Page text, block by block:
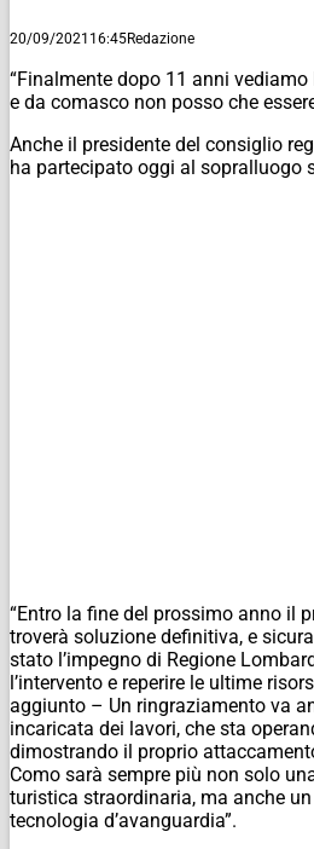
20/09/2021 16:45Redazione
“Finalmente dopo 11 anni
e da comasco non posso che
Anche il presidente del consiglio
ha partecipato oggi al sopralluogo
“Entro la fine del prossimo anno il
troverà soluzione definitiva, e
stato l’impegno di Regione
l’intervento e reperire le ultime
aggiunto – Un ringraziamento va
incaricata dei lavori, che sta
dimostrando il proprio
Como sarà sempre più non solo
turistica straordinaria, ma anche
tecnologia d’avanguardia”.